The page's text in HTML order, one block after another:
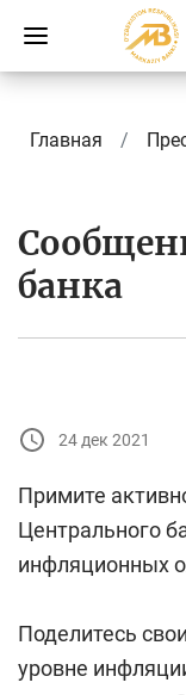
Главная
банка
24 дек 2021
Примите
Центрального
инфляционных
Поделитесь
уровне